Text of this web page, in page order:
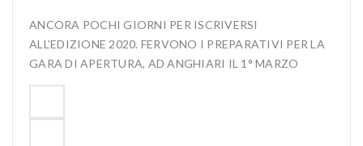
ANCORA POCHI GIORNI PER ISCRIVERSI
ALL’EDIZIONE 2020. FERVONO I PREPARATIVI PER LA
GARA DI APERTURA, AD ANGHIARI IL 1° MARZO